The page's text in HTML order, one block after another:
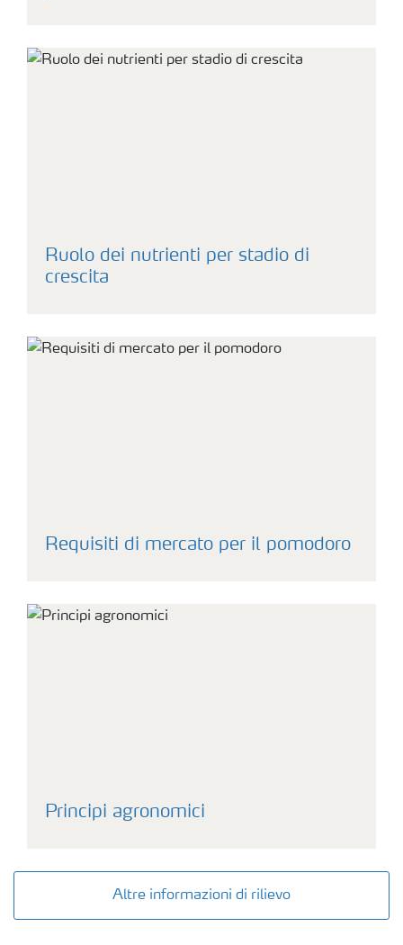
Ruolo dei nutrienti per stadio di
crescita
Requisiti di mercato per il pomodoro
Principi agronomici
Altre informazioni di rilievo